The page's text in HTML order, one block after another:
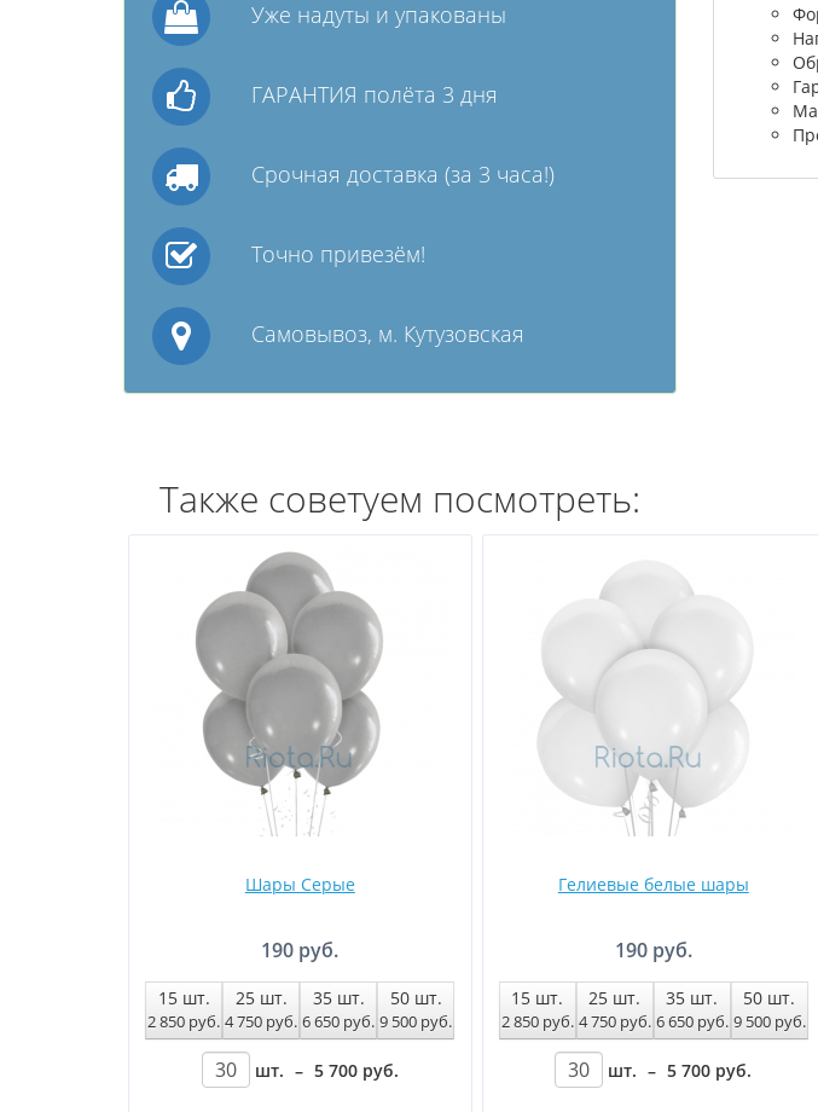
Уже надуты и упакованы
ГАРАНТИЯ полёта 3 дня
Срочная доставка (за 3 часа!)
Точно привезём!
Самовывоз, м. Кутузовская
Также советуем посмотреть:
Шары Серые
190 руб.
15шт.
2 850 руб.
25шт.
4 750 руб.
35шт.
6 650 руб.
50шт.
9 500 руб.
шт. – 5 700 руб.
Гелиевые белые шары
190 руб.
15 шт.
2 850 руб.
25 шт.
4 750 руб.
35 шт.
6 650 руб.
50 шт.
9 500 руб.
шт. – 5 700 руб.